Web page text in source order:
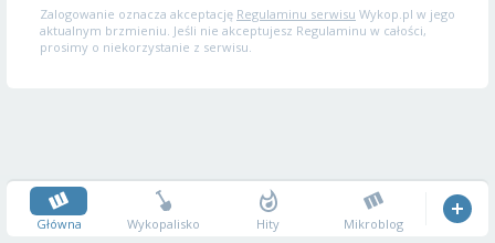
Zalogowanie oznacza akceptację Regulaminu serwisu Wykop.pl w jego
aktualnym brzmieniu. Jeśli nie akceptujesz Regulaminu w całości,
prosimy o niekorzystanie z serwisu.
Główna Wykopalisko Hity Mikroblog